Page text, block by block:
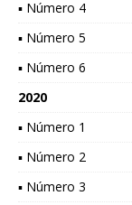
▪ Número 4
▪ Número 5
▪ Número 6
2020
▪ Número 1
▪ Número 2
▪ Número 3